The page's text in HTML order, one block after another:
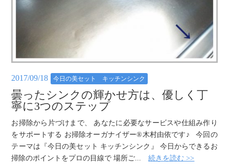
2017/09/18 今日の美セット キッチンシンク
曇ったシンクの輝かせ方は、優しく丁
寧に3つのステップ
お掃除から片づけまで、 あなたに必要なサービスや仕組み作り
をサポートする お掃除オーガナイザー®木村由依です♪ 今回の
テーマは『今日の美セット キッチンシンク』 今日からできるお
掃除のポイントをプロの目線で 場所ご...続きを読む >>